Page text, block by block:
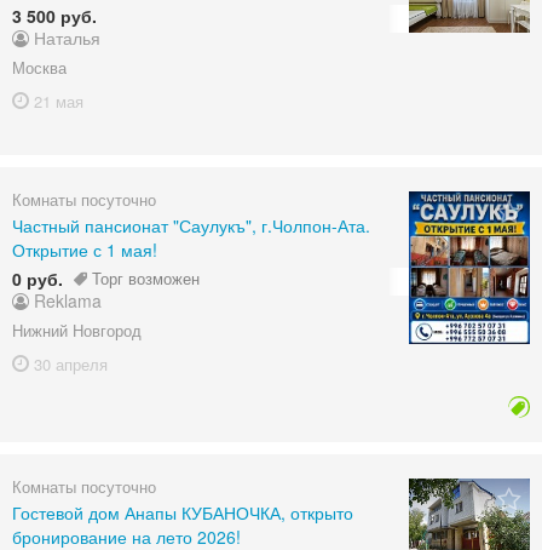
3 500 руб.
Наталья
Москва
21 мая
Комнаты посуточно
Частный пансионат "Саулукъ", г.Чолпон-Ата.
Открытие с 1 мая!
0 руб.
Торг возможен
Reklama
Нижний Новгород
30 апреля
Комнаты посуточно
Гостевой дом Анапы КУБАНОЧКА, открыто
бронирование на лето 2026!